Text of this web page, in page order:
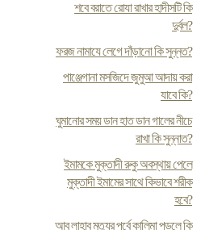
শবে বরাতে রোযা রাখার হাদীসটি কি
দুর্বল?
ফরজ নামাযে লেগে দাঁড়ানো কি সুন্নত?
পাঞ্জেগানা মসজিদে জুমুআ আদায় করা
যাবে কি?
ঘুমানোর সময় ডান হাত ডান গালের নীচে
রাখা কি সুন্নাত?
ইমামকে মুক্তাদী রুকু অবস্থায় পেলে
মুক্তাদী ইমামের সাথে কিভাবে শরীক
হবে?
আবু লাহাব মৃত্যুর পূর্বে কালিমা পড়লে কি